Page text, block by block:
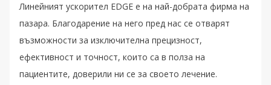
Линейният ускорител EDGE е на най-добрата фирма на
пазара. Благодарение на него пред нас се отварят
възможности за изключителна прецизност,
ефективност и точност, които са в полза на
пациентите, доверили ни се за своето лечение.